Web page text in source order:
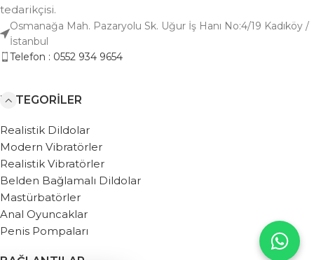
tedarikçisi.
Osmanağa Mah. Pazaryolu Sk. Uğur İş Hanı No:4/19 Kadıköy /
İstanbul
Telefon : 0552 934 9654
KATEGORILER
Realistik Dildolar
Modern Vibratörler
Realistik Vibratörler
Belden Bağlamalı Dildolar
Mastürbatörler
Anal Oyuncaklar
Penis Pompaları